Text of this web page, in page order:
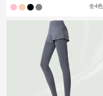
全4色